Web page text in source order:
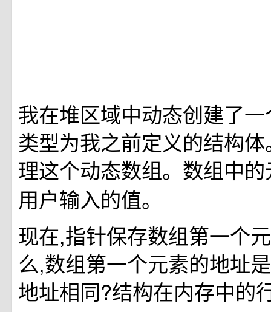
我在堆区域中动态创建了
类型为我之前定义的结构
理这个动态数组。数组中
用户输入的值。
现在,指针保存数组第一个
么,数组第一个元素的地址
地址相同?结构在内存中的